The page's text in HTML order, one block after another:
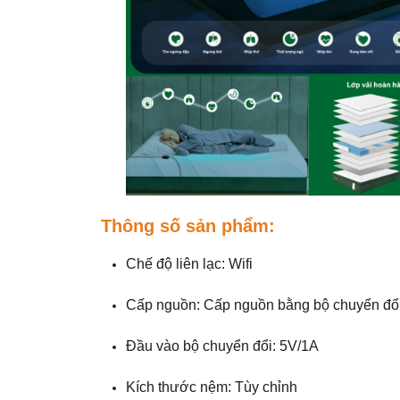
Thông số sản phẩm:
Chế độ liên lạc: Wifi
Cấp nguồn: Cấp nguồn bằng bộ chuyển
Đầu vào bộ chuyển đổi: 5V/1A
Kích thước nệm: Tùy chỉnh